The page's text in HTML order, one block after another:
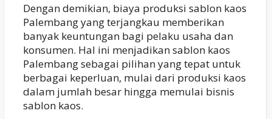
Dengan demikian, biaya produksi sablon kaos
Palembang yang terjangkau memberikan
banyak keuntungan bagi pelaku usaha dan
konsumen. Hal ini menjadikan sablon kaos
Palembang sebagai pilihan yang tepat untuk
berbagai keperluan, mulai dari produksi kaos
dalam jumlah besar hingga memulai bisnis
sablon kaos.